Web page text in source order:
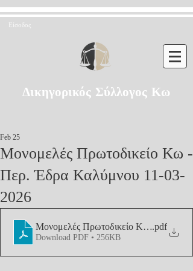
Είσοδος
Δικηγορικός Σύλλογος Κω
Μονομελές Πρωτοδικείο Κω -
Περ. Έδρα Καλύμνου 11-03-
2026
Feb 25
Μονομελές Πρωτοδικείο Κω - Περ.
.pdf
Download PDF • 256KB